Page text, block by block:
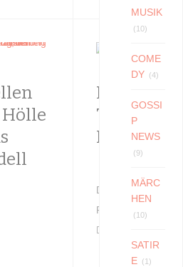
Kinder
Twitter bis
Millionen
December 12,
Published in
MUSIK
(10)
COME
DY
(4)
GOSSI
P
NEWS
(9)
MÄRC
HEN
(10)
SATIR
E
(1)